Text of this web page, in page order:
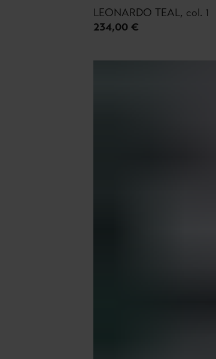
LEONARDO TEAL, col. 1
234,00 €